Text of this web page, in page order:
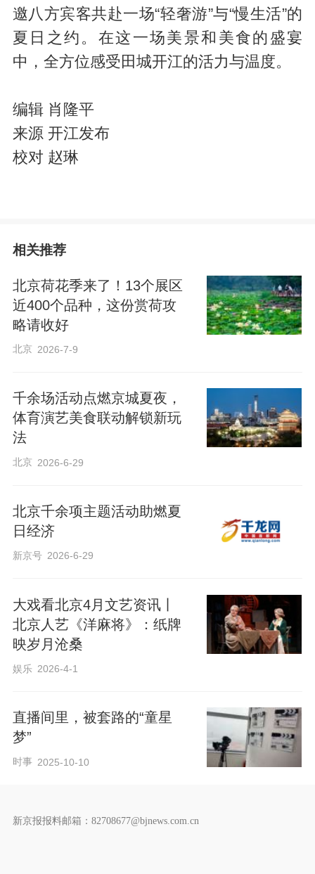
邀八方宾客共赴一场“轻奢游”与“慢生活”的
夏日之约。在这一场美景和美食的盛宴
中，全方位感受田城开江的活力与温度。
编辑 肖隆平
来源 开江发布
校对 赵琳
相关推荐
北京荷花季来了！13个展区
近400个品种，这份赏荷攻
略请收好
北京 2026-7-9
千余场活动点燃京城夏夜，
体育演艺美食联动解锁新玩
法
北京 2026-6-29
北京千余项主题活动助燃夏
日经济
新京号 2026-6-29
大戏看北京4月文艺资讯丨
北京人艺《洋麻将》：纸牌
映岁月沧桑
娱乐 2026-4-1
直播间里，被套路的“童星
梦”
时事 2025-10-10
新京报报料邮箱：82708677@bjnews.com.cn